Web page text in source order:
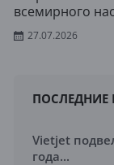
всемирного
27.07.2026
ПОСЛЕДНИЕ
Vietjet
года...